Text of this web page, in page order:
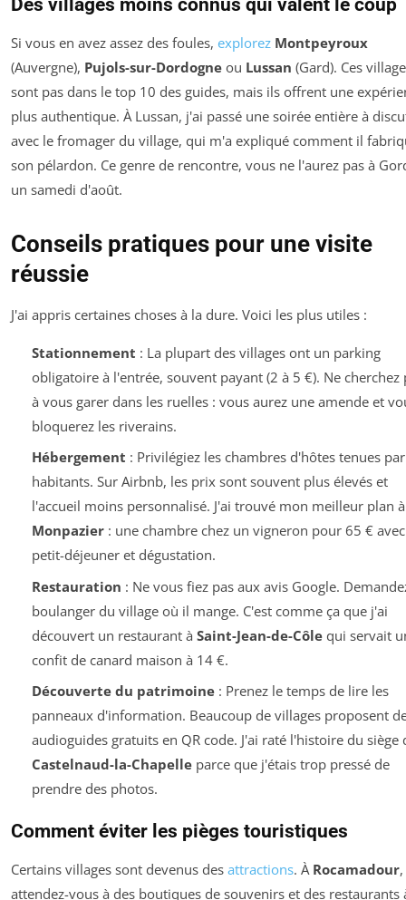
Si vous en avez assez des foules, explorez Montpeyroux
(Auvergne), Pujols-sur-Dordogne ou Lussan (Gard). Ces
sont pas dans le top 10 des guides, mais ils offrent une
plus authentique. À Lussan, j'ai passé une soirée entière à
avec le fromager du village, qui m'a expliqué comment il
son pélardon. Ce genre de rencontre, vous ne l'aurez pas à
un samedi d'août.
Conseils pratiques pour une visite
réussie
J'ai appris certaines choses à la dure. Voici les plus utiles :
Stationnement : La plupart des villages ont un parking
obligatoire à l'entrée, souvent payant (2 à 5 €). Ne cherchez
à vous garer dans les ruelles : vous aurez une amende et
bloquerez les riverains.
Hébergement : Privilégiez les chambres d'hôtes tenues
habitants. Sur Airbnb, les prix sont souvent plus élevés et
l'accueil moins personnalisé. J'ai trouvé mon meilleur plan à
Monpazier: une chambre chez un vigneron pour 65 € avec
petit-déjeuner et dégustation.
Restauration : Ne vous fiez pas aux avis Google.
boulanger du village où il mange. C'est comme ça que j'ai
découvert un restaurant à Saint-Jean-de-Côlequi servait
confit de canard maison à 14 €.
Découverte du patrimoine: Prenez le temps de lire les
panneaux d'information. Beaucoup de villages proposent
audioguides gratuits en QR code. J'ai raté l'histoire du siège
Castelnaud-la-Chapelleparce que j'étais trop pressé de
prendre des photos.
Comment éviter les pièges touristiques
Certains villages sont devenus des attractions. À Rocamadour,
attendez-vous à des boutiques de souvenirs et des restaurants